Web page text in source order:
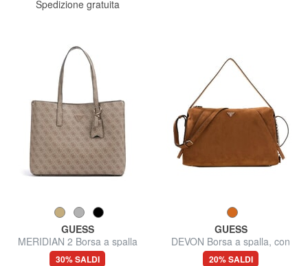
Spedizione gratuita
GUESS
MERIDIAN 2 Borsa a spalla
30% SALDI
GUESS
DEVON Borsa a spalla, con
tracolla
20% SALDI